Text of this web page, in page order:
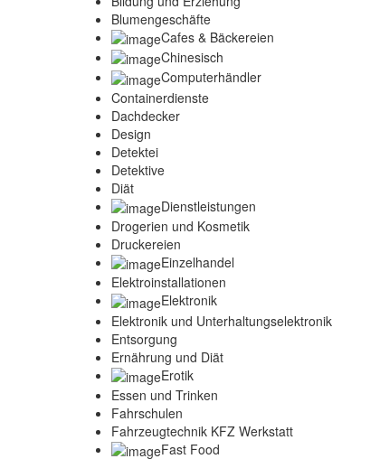
Blumengeschäfte
Cafes & Bäckereien
Chinesisch
Computerhändler
Containerdienste
Dachdecker
Design
Detektei
Detektive
Diät
Dienstleistungen
Drogerien und Kosmetik
Druckereien
Einzelhandel
Elektroinstallationen
Elektronik
Elektronik und Unterhaltungselektronik
Entsorgung
Ernährung und Diät
Erotik
Essen und Trinken
Fahrschulen
Fahrzeugtechnik KFZ Werkstatt
Fast Food